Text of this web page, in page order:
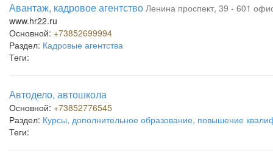
Авантаж, кадровое агентство Ленина проспект, 39 - 601
www.hr22.ru
Основной: +73852699994
Раздел: Кадровые агентства
Теги:
Автодело, автошкола
Основной: +73852776545
Раздел: Курсы, дополнительное образование, повышение
Теги: